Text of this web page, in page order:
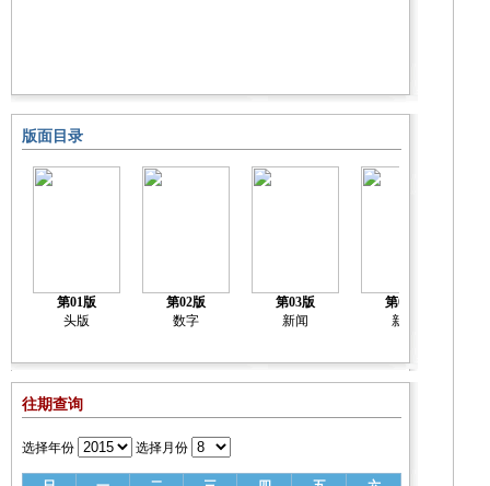
版面目录
第01版
头版
第02版
数字
第03版
新闻
第04版
新闻
往期查询
选择年份 选择月份